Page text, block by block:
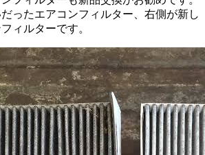
ったエアコンフィルター、右側が新し
ィルターです。